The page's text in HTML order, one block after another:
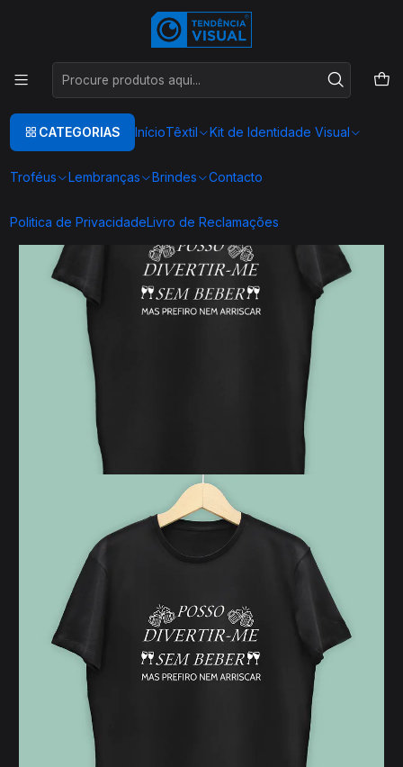
CATEGORIAS InícioTêxtil Kit de Identidade Visual
Troféus Lembranças Brindes Contacto
Politica de PrivacidadeLivro de Reclamações
Este é o texto do slideLer mais